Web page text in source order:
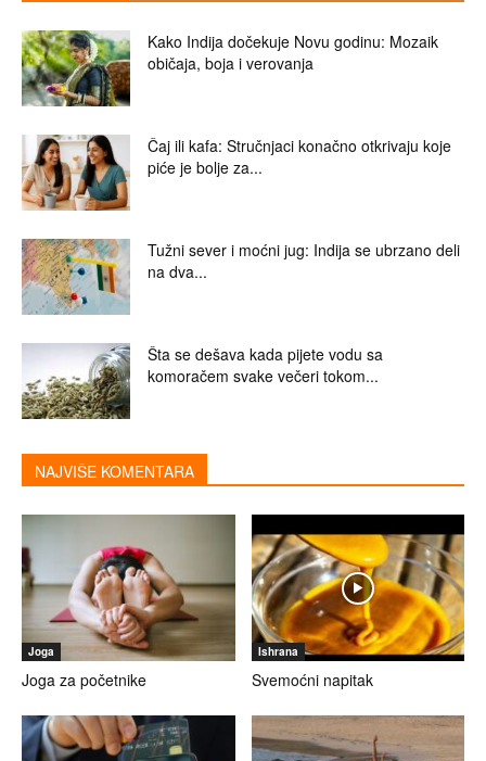
Kako Indija dočekuje Novu godinu: Mozaik
običaja, boja i verovanja
Čaj ili kafa: Stručnjaci konačno otkrivaju koje
piće je bolje za...
Tužni sever i moćni jug: Indija se ubrzano deli
na dva...
Šta se dešava kada pijete vodu sa
komoračem svake večeri tokom...
NAJVIŠE KOMENTARA
Joga
Joga za početnike
Ishrana
Svemoćni napitak